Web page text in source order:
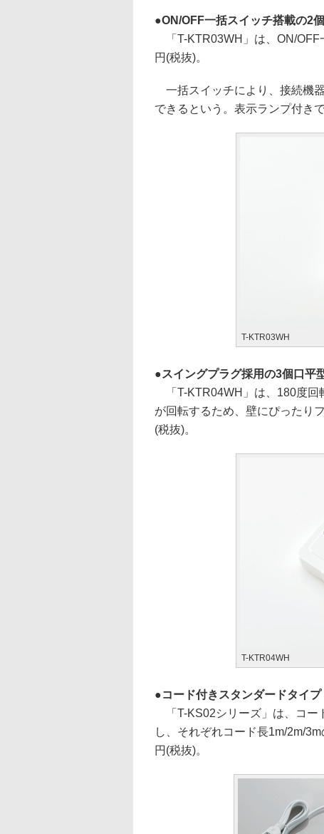
ON/OFF一括スイッチ搭載の2
「T-KTR03WH」は、ON/OFF
円(税抜)。
一括スイッチにより、接続機
できるという。表示ランプ付き
T-KTR03WH
スイングプラグ採用の3個口平
「T-KTR04WH」は、180度回
が回転するため、壁にぴったり
(税抜)。
T-KTR04WH
コード付きスタンダードタイプ
「T-KS02シリーズ」は、コー
し、それぞれコード長1m/2m/
円(税抜)。